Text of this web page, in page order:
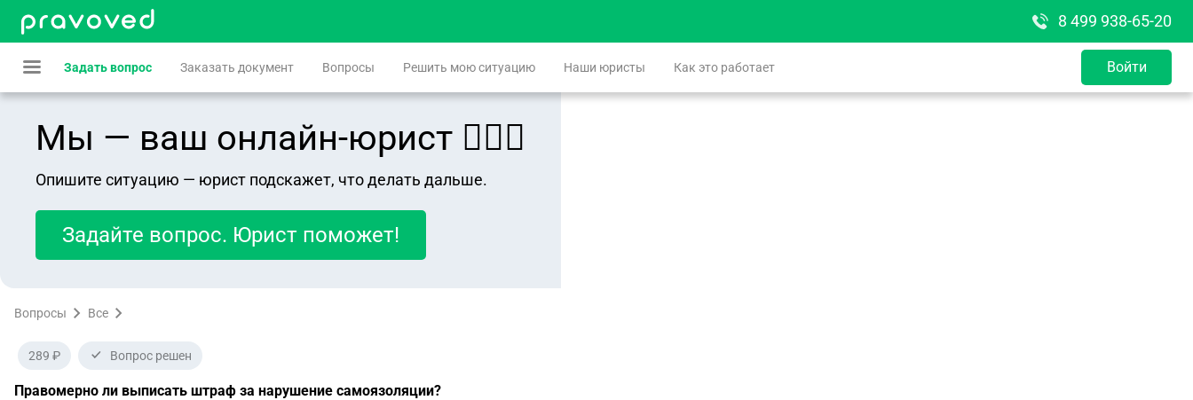
8 499 938-65-20
Задать вопрос Заказать документ Вопросы Решить мою ситуацию Наши юристы Как это работает Войти
Мы — ваш онлайн-юрист 👨🏻‍⚖️
Опишите ситуацию — юрист подскажет, что делать дальше.
Задайте вопрос. Юрист поможет!
Вопросы Все
289 ₽ Вопрос решен
Правомерно ли выписать штраф за нарушение самоязоляции?